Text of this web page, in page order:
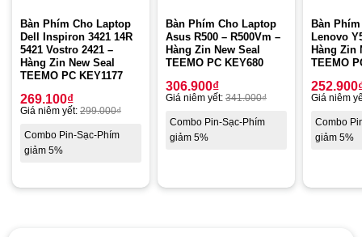
Bàn Phím Cho Laptop
Dell Inspiron 3421 14R
5421 Vostro 2421 –
Hàng Zin New Seal
TEEMO PC KEY1177
269.100₫
Giá niêm yết: 299.000₫
Combo Pin-Sạc-Phím
giảm 5%
Bàn Phím Cho Laptop
Asus R500 – R500Vm –
Hàng Zin New Seal
TEEMO PC KEY680
306.900₫
Giá niêm yết: 341.000₫
Combo Pin-Sạc-Phím
giảm 5%
Bàn
Lenovo
Hàng Zin
TEEMO
252.900
Giá niêm
Combo
giảm 5%